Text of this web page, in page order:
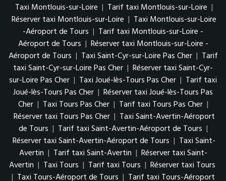
Taxi Montlouis-sur-Loire | Tarif taxi Montlouis-sur-Loire |
Réserver taxi Montlouis-sur-Loire | Taxi Montlouis-sur-Loire
-Aéroport de Tours | Tarif taxi Montlouis-sur-Loire -
Aéroport de Tours | Réserver taxi Montlouis-sur-Loire -
Aéroport de Tours | Taxi Saint-Cyr-sur-Loire Pas Cher | Tarif
taxi Saint-Cyr-sur-Loire Pas Cher | Réserver taxi Saint-Cyr-
sur-Loire Pas Cher | Taxi Joué-lès-Tours Pas Cher | Tarif taxi
Joué-lès-Tours Pas Cher | Réserver taxi Joué-lès-Tours Pas
Cher | Taxi Tours Pas Cher | Tarif taxi Tours Pas Cher |
Réserver taxi Tours Pas Cher | Taxi Saint-Avertin-Aéroport
de Tours | Tarif taxi Saint-Avertin-Aéroport de Tours |
Réserver taxi Saint-Avertin-Aéroport de Tours | Taxi Saint-
Avertin | Tarif taxi Saint-Avertin | Réserver taxi Saint-
Avertin | Taxi Tours | Tarif taxi Tours | Réserver taxi Tours
| Taxi Tours-Aéroport de Tours | Tarif taxi Tours-Aéroport